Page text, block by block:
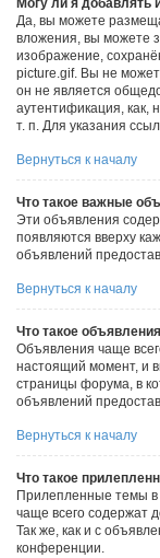
Могу ли я добавлять
Да, вы можете
вложения, вы можете
изображение,
picture.gif. Вы не
он не является
аутентификация,
т. п. Для указания
Вернуться к началу
Что такое важные
Эти объявления
появляются вверху
объявлений
Вернуться к началу
Что такое
Объявления чаще
настоящий момент, и
страницы форума, в
объявлений
Вернуться к началу
Что такое
Прилепленные темы в
чаще всего содержат
Так же, как и с
конференции.